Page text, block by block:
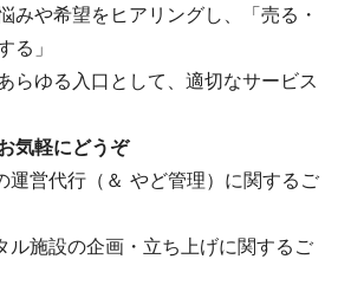
みや希望をヒアリングし、「売る・
る」
らゆる入口として、適切なサービス
気軽にどうぞ
運営代行（＆ やど管理）に関するご
ル施設の企画・立ち上げに関するご